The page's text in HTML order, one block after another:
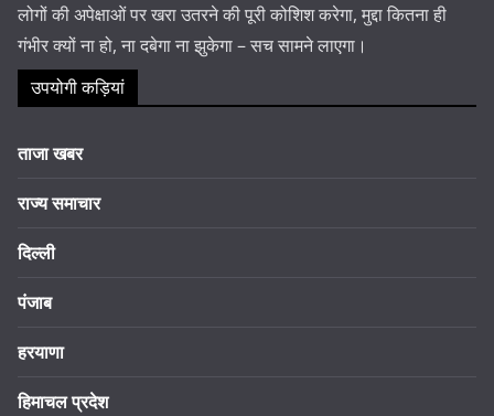
लोगों की अपेक्षाओं पर खरा उतरने की पूरी कोशिश करेगा, मुद्दा कितना ही
गंभीर क्यों ना हो, ना दबेगा ना झुकेगा – सच सामने लाएगा।
उपयोगी कड़ियां
ताजा खबर
राज्य समाचार
दिल्ली
पंजाब
हरयाणा
हिमाचल प्रदेश